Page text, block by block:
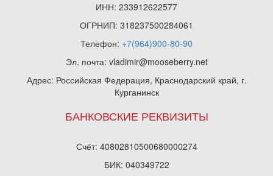
ИНН: 233912622577
ОГРНИП: 318237500284061
Телефон: +7(964)900-80-90
Эл. почта: vladimir@mooseberry.net
Адрес: Российская Федерация, Краснодарский край, г.
Курганинск
БАНКОВСКИЕ РЕКВИЗИТЫ
Счёт: 40802810500680000274
БИК: 040349722